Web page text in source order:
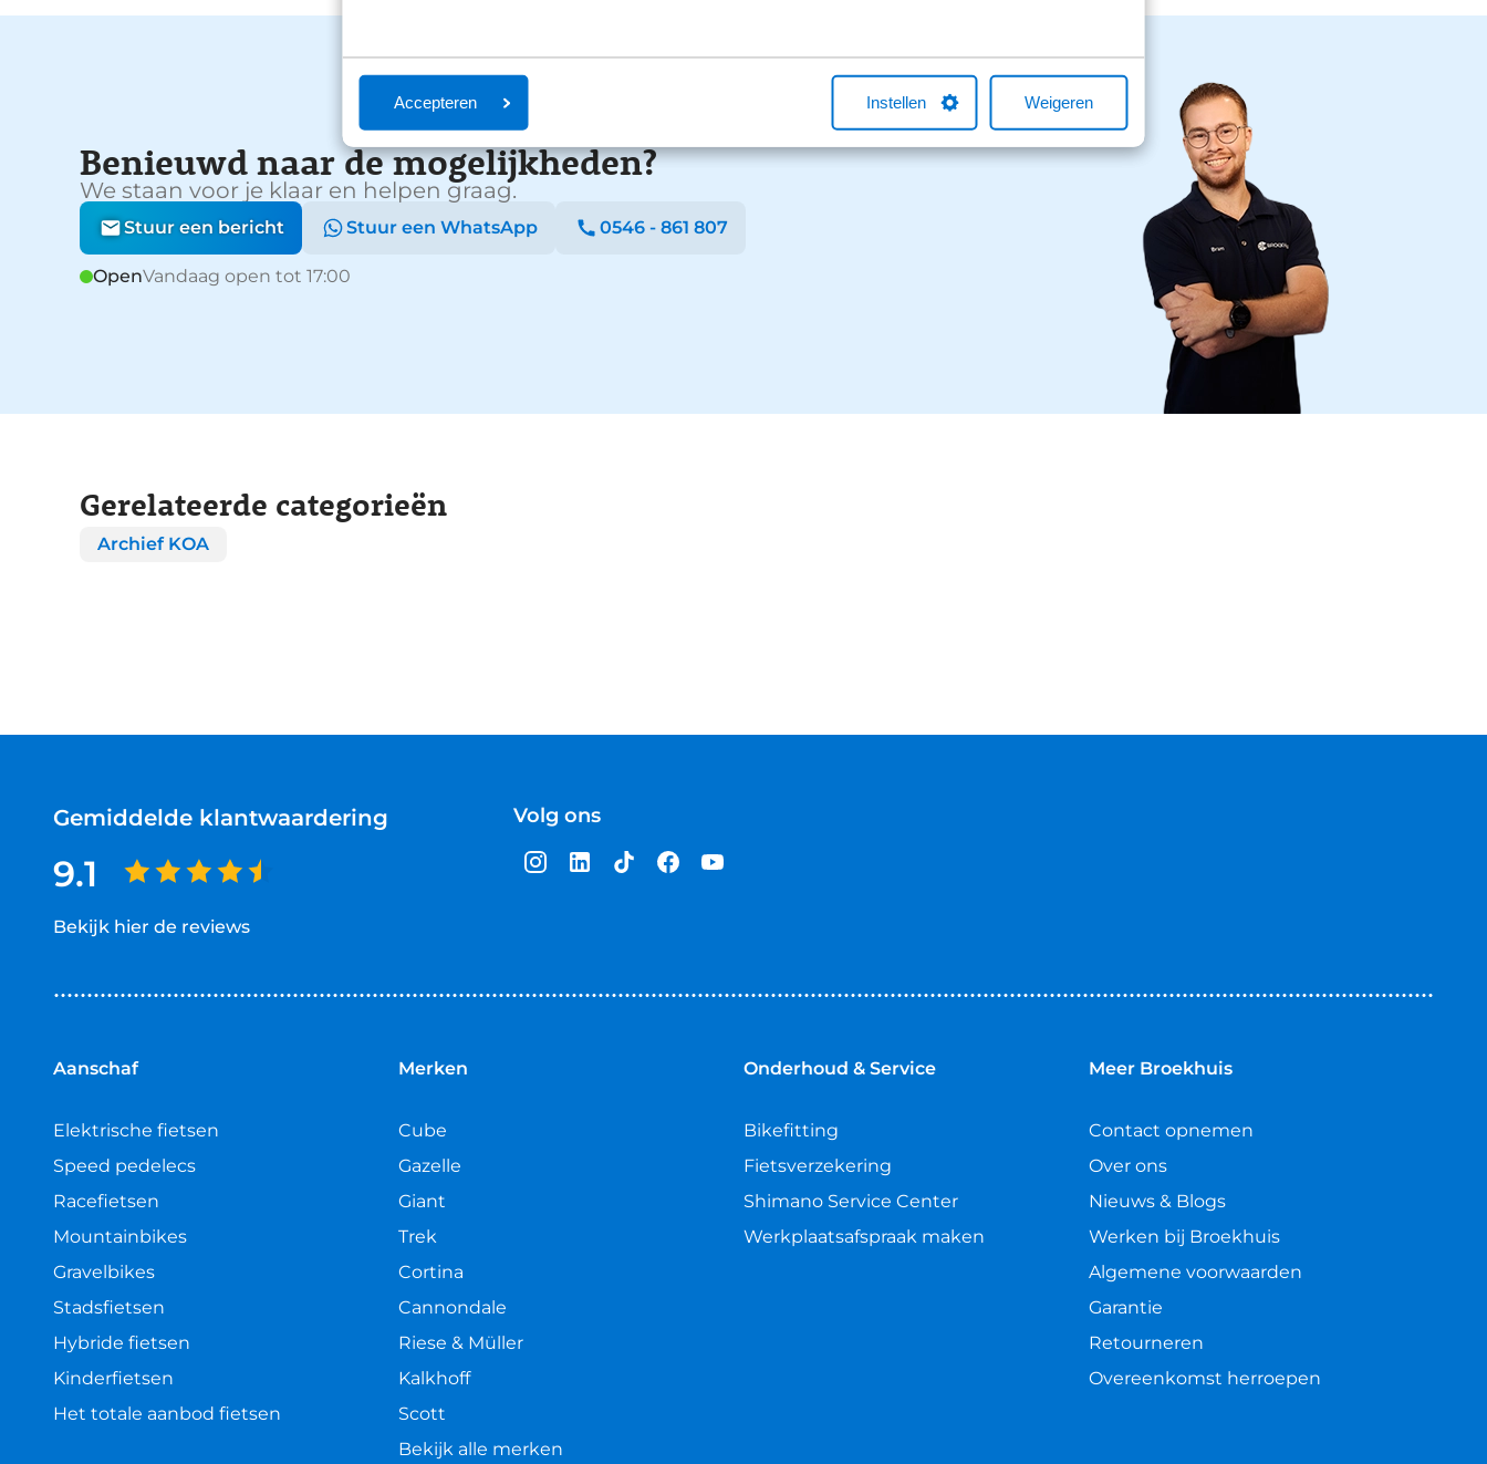
Accepteren Instellen Weigeren
Benieuwd naar de mogelijkheden?
We staan voor je klaar en helpen graag.
Stuur een bericht Stuur een WhatsApp 0546 - 861 807
OpenVandaag open tot 17:00
Gerelateerde categorieën
Archief KOA
Gemiddelde klantwaardering
9.1
Bekijk hier de reviews
van
Volg ons
Aanschaf
Elektrische fietsen
Speed pedelecs
Racefietsen
Mountainbikes
Gravelbikes
Stadsfietsen
Hybride fietsen
Kinderfietsen
Het totale aanbod fietsen
Merken
Cube
Gazelle
Giant
Trek
Cortina
Cannondale
Riese & Müller
Kalkhoff
Scott
Bekijk alle merken
Onderhoud & Service
Bikefitting
Fietsverzekering
Shimano Service Center
Werkplaatsafspraak maken
Meer Broekhuis
Contact opnemen
Over ons
Nieuws & Blogs
Werken bij Broekhuis
Algemene voorwaarden
Garantie
Retourneren
Overeenkomst herroepen